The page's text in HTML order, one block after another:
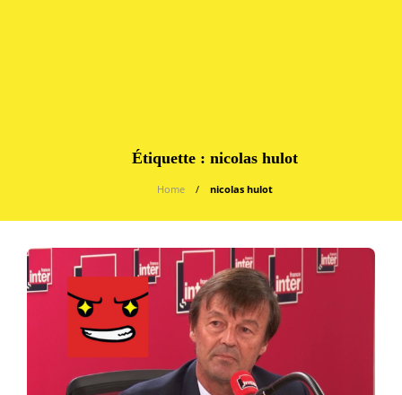
Étiquette : nicolas hulot
Home nicolas hulot